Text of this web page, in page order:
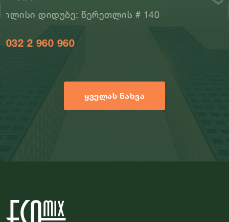
თბილისი, თვალჭრელიძის 2
ᲧᲕᲔᲚᲐᲡ ᲜᲐᲮᲕᲐ